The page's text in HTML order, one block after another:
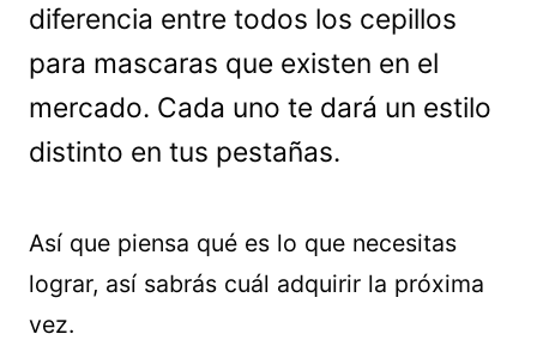
diferencia entre todos los cepillos
para mascaras que existen en el
mercado. Cada uno te dará un estilo
distinto en tus pestañas.
Así que piensa qué es lo que necesitas
lograr, así sabrás cuál adquirir la próxima
vez.